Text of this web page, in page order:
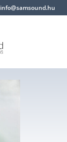
info@samsound.hu